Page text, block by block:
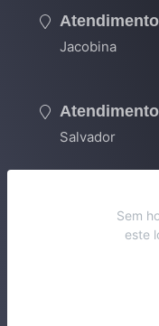
Jacobina
Salvador
Sem
este